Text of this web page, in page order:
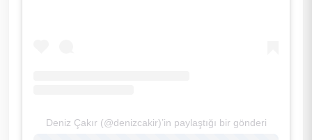
Deniz Çakır (@denizcakir)’in paylaştığı bir gönderi